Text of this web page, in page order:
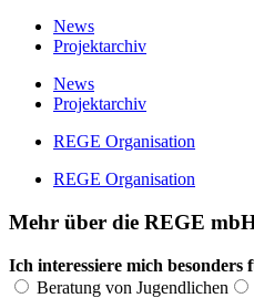
News
Projektarchiv
News
Projektarchiv
REGE Organisation
REGE Organisation
Mehr über die REGE
Ich interessiere mich besonders
Beratung von Jugendlichen